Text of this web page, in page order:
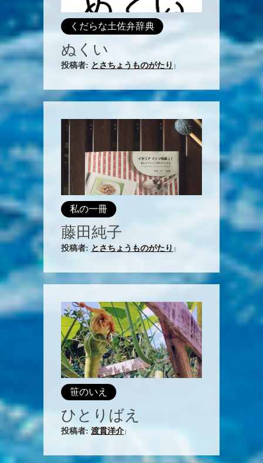
くだらな土佐弁辞典
ぬくい
投稿者: とさちょうものがたり
私の一冊
藤田純子
投稿者: とさちょうものがたり
笹のいえ
ひとりばえ
投稿者: 渡貫洋介